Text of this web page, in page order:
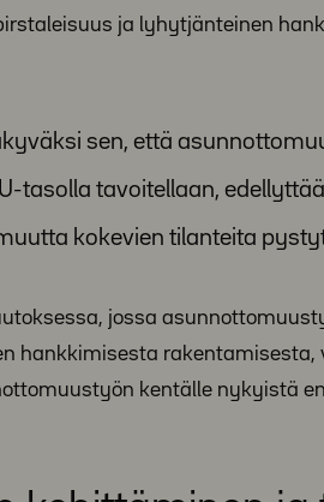
ja lyhytjänteinen
sen, että
tasolla tavoitellaan,
kokevien tilanteita
jossa
hankkimisesta
kentälle nykyistä